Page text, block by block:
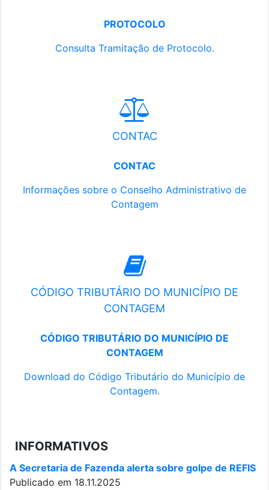
PROTOCOLO
Consulta Tramitação de Protocolo.
CONTAC
CONTAC
Informações sobre o Conselho Administrativo de
Contagem
CÓDIGO TRIBUTÁRIO DO MUNICÍPIO DE
CONTAGEM
CÓDIGO TRIBUTÁRIO DO MUNICÍPIO DE
CONTAGEM
Download do Código Tributário do Município de
Contagem.
INFORMATIVOS
A Secretaria de Fazenda alerta sobre golpe de REFIS
Publicado em 18.11.2025